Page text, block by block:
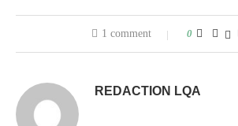
1 comment 0
REDACTION LQA